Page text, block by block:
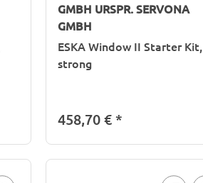
GMBH URSPR. SERVONA
GMBH
ESKA Window II Starter Kit,
strong
458,70 €*